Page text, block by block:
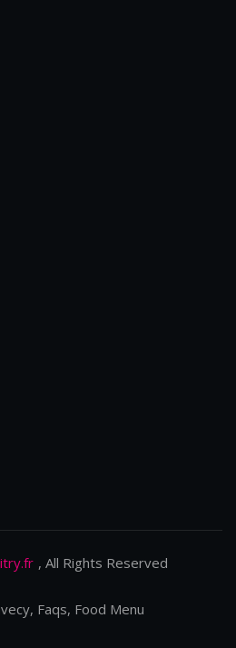
, All Rights Reserved
Faqs, Food Menu